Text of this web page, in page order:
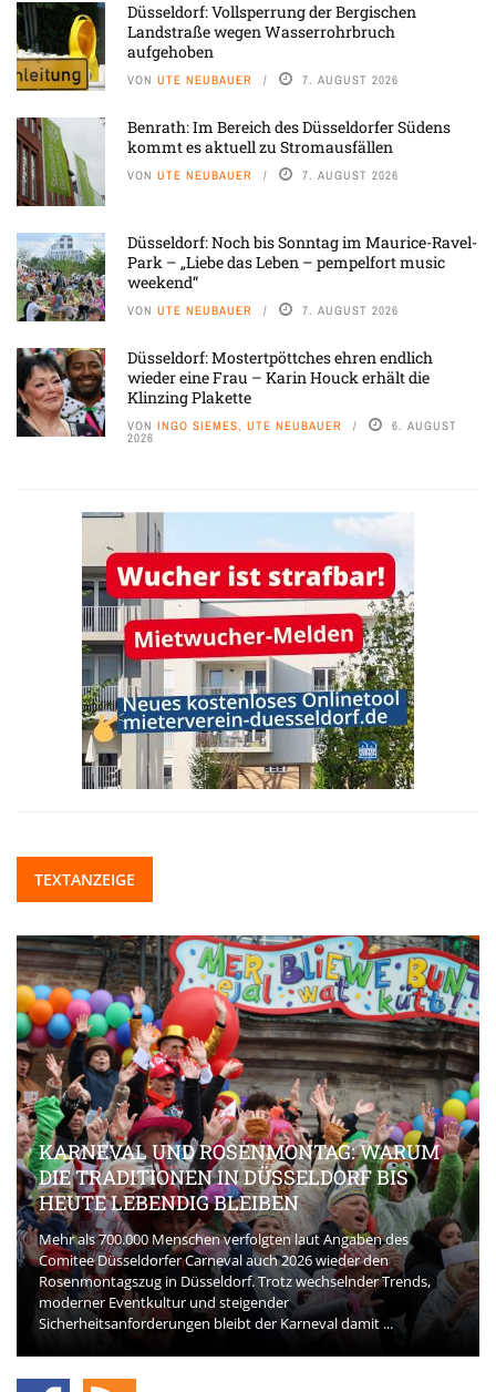
Düsseldorf: Vollsperrung der Bergischen
Landstraße wegen Wasserrohrbruch
aufgehoben
VON UTE NEUBAUER 7. AUGUST 2026
Benrath: Im Bereich des Düsseldorfer Südens
kommt es aktuell zu Stromausfällen
VON UTE NEUBAUER 7. AUGUST 2026
Düsseldorf: Noch bis Sonntag im Maurice-Ravel-
Park – „Liebe das Leben – pempelfort music
weekend“
VON UTE NEUBAUER 7. AUGUST 2026
Düsseldorf: Mostertpöttches ehren endlich
wieder eine Frau – Karin Houck erhält die
Klinzing Plakette
VON INGO SIEMES, UTE NEUBAUER 6. AUGUST
2026
TEXTANZEIGE
KARNEVAL UND ROSENMONTAG: WARUM
DIE TRADITIONEN IN DÜSSELDORF BIS
HEUTE LEBENDIG BLEIBEN
Mehr als 700.000 Menschen verfolgten laut Angaben des
Comitee Düsseldorfer Carneval auch 2026 wieder den
Rosenmontagszug in Düsseldorf. Trotz wechselnder Trends,
moderner Eventkultur und steigender
Sicherheitsanforderungen bleibt der Karneval damit ...